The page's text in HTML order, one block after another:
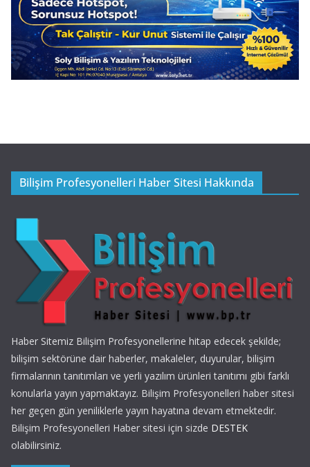
Bilişim Profesyonelleri Haber Sitesi Hakkında
Haber Sitemiz Bilişim Profesyonellerine hitap edecek şekilde;
bilişim sektörüne dair haberler, makaleler, duyurular, bilişim
firmalarının tanıtımları ve yerli yazılım ürünleri tanıtımı gibi farklı
konularla yayın yapmaktayız. Bilişim Profesyonelleri haber sitesi
her geçen gün yeniliklerle yayın hayatına devam etmektedir.
Bilişim Profesyonelleri Haber sitesi için sizde DESTEK
olabilirsiniz.